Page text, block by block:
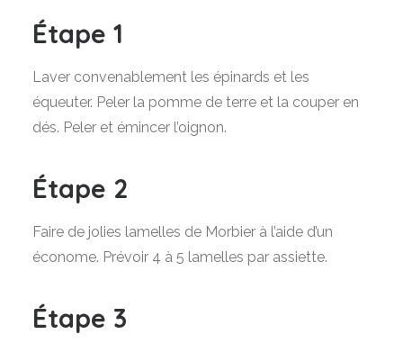
Étape 1
Laver convenablement les épinards et les
équeuter. Peler la pomme de terre et la couper en
dés. Peler et émincer l’oignon.
Étape 2
Faire de jolies lamelles de Morbier à l’aide d’un
économe. Prévoir 4 à 5 lamelles par assiette.
Étape 3